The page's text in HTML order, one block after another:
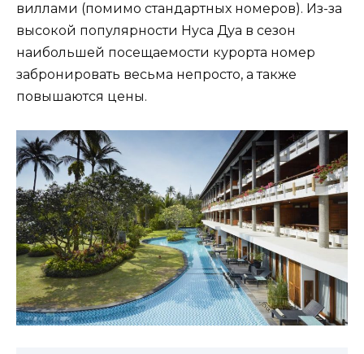
виллами (помимо стандартных номеров). Из-за
высокой популярности Нуса Дуа в сезон
наибольшей посещаемости курорта номер
забронировать весьма непросто, а также
повышаются цены.